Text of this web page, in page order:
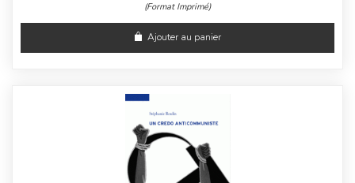
(Format Imprimé)
Ajouter au panier